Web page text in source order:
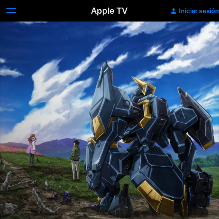
Apple TV Iniciar sesión